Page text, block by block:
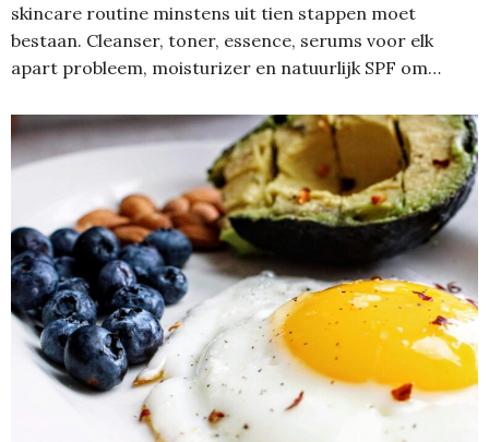
skincare routine minstens uit tien stappen moet
bestaan. Cleanser, toner, essence, serums voor elk
apart probleem, moisturizer en natuurlijk SPF om…